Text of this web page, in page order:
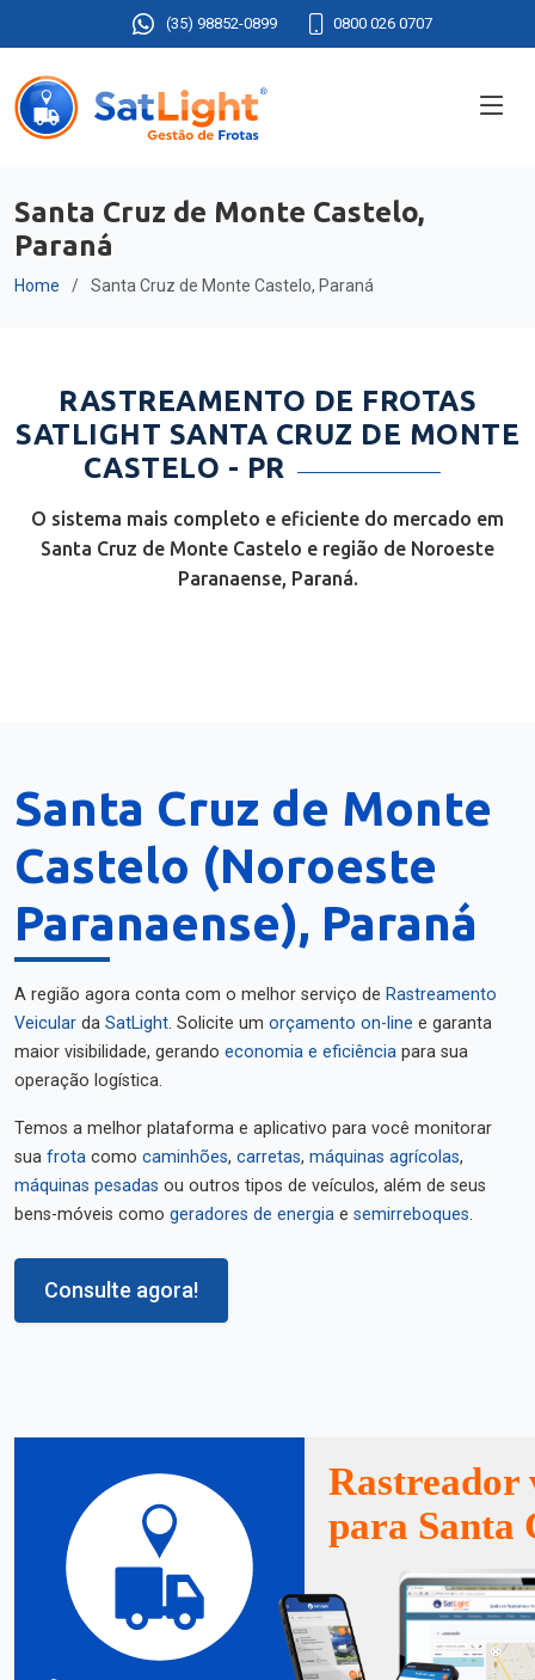
(35) 98852-0899 0800 026 0707
Santa Cruz de Monte Castelo,
Paraná
Home Santa Cruz de Monte Castelo, Paraná
RASTREAMENTO DE FROTAS
SATLIGHT SANTA CRUZ DE MONTE
CASTELO - PR
O sistema mais completo e eficiente do mercado em
Santa Cruz de Monte Castelo e região de Noroeste
Paranaense, Paraná.
Santa Cruz de Monte
Castelo (Noroeste
Paranaense), Paraná
A região agora conta com o melhor serviço de Rastreamento
Veicular da SatLight. Solicite um orçamento on-line e garanta
maior visibilidade, gerando economia e eficiência para sua
operação logística.
Temos a melhor plataforma e aplicativo para você monitorar
sua frota como caminhões, carretas, máquinas agrícolas,
máquinas pesadas ou outros tipos de veículos, além de seus
bens-móveis como geradores de energia e semirreboques.
Consulte agora!
Rastreador
para Santa